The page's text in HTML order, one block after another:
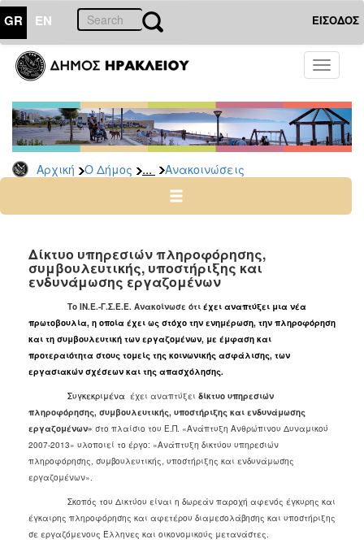
GR EN ΕΙΣΟΔΟΣ
Toggle
Αρχική Ο Δήμος ... Ανακοινώσεις
ΔΗΜΟΣ
Υπηρεσίες
&
Φορείς
Δημοτικές
Υπηρεσίες
Ηλεκτρονική
Διακυβέρνηση
Σχολικές
Επιτροπές
Αγροτική
Ανάπτυξη
Ανακοινώσεις
Προγράμματα
Προσχολική
Αγωγή
Κοιμητήρια
Οικογένειας
Δίκτυο υπηρεσιών πληροφόρησης,
συμβουλευτικής, υποστήριξης και
ενδυνάμωσης εργαζομένων
Tο ΙΝ.Ε.-Γ.Σ.Ε.Ε. Ανακοίνωσε ότι έχει αναπτύξει μια νέα
πρωτοβουλία, η οποία έχει ως στόχο την ενημέρωση, την πληροφόρηση
και τη συμβουλευτική των εργαζομένων, με έμφαση και
προτεραιότητα στους τομείς της κοινωνικής ασφάλισης, των
εργασιακών σχέσεων και της απασχόλησης.
Συγκεκριμένα έχει αναπτύξει δίκτυο υπηρεσιών
πληροφόρησης, συμβουλευτικής, υποστήριξης και ενδυνάμωσης
εργαζομένων» στο πλαίσιο του Ε.Π. «Ανάπτυξη Ανθρώπινου Δυναμικού
2007-2013» υλοποιεί το έργο: «Ανάπτυξη δικτύου υπηρεσιών
πληροφόρησης, συμβουλευτικής, υποστήριξης και ενδυνάμωσης
εργαζομένων».
Σκοπός του Δικτύου είναι η δωρεάν παροχή αφενός έγκυρης και
έγκαιρης πληροφόρησης και αφετέρου διαμεσολάβησης και υποστήριξης
σε εργαζόμενους Έλληνες και οικονομικούς μετανάστες.